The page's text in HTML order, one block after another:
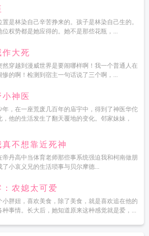
是林染自己辛苦挣来的。孩子是林染自己生的。
位权势都是她应得的。她不是那些花瓶，...
作大死
然穿越到漫威世界是要闹哪样啊！我一个普通人在
惨的啊！检测到宿主一句话说了三个啊，...
神医
年，在一座荒废几百年的庙宇中，得到了神医华佗
，他的生活发生了翻天覆地的变化。邻家妹妹，
不想靠近死神
帝丹高中当体育老师那些事系统强迫我和柯南做朋
了小哀义兄的生活琐事与贝尔摩德...
农媳太可爱
小胖妞，喜欢美食，除了美食，就是喜欢追在他的
种事情。长大后，她知道原来这种感觉就是爱，...